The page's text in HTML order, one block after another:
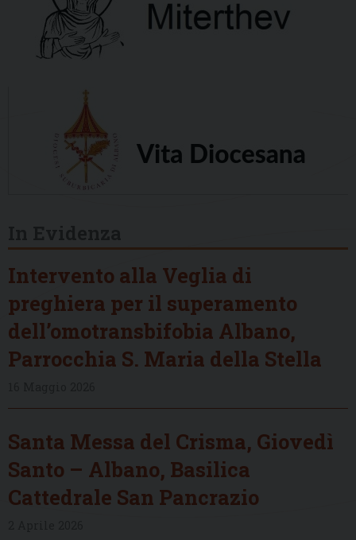
Intervento alla Veglia di
preghiera per il superamento
dell’omotransbifobia Albano,
Parrocchia S. Maria della Stella
Santa Messa del Crisma, Giovedì
Santo – Albano, Basilica
Cattedrale San Pancrazio